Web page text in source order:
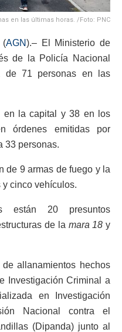
en las últimas horas. /Foto: PNC
(AGN).– El Ministerio de
de la Policía Nacional
de 71 personas en las
en la capital y 38 en los
órdenes emitidas por
33 personas.
de 9 armas de fuego y la
cinco vehículos.
están 20 presuntos
de la mara 18 y
allanamientos hechos
Investigación Criminal a
en Investigación
Nacional contra el
(Dipanda) junto al